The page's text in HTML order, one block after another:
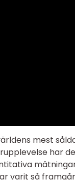
mest
har
varit så